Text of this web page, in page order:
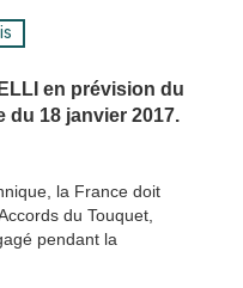
en prévision du
18 janvier 2017.
la France doit
du Touquet,
pendant la